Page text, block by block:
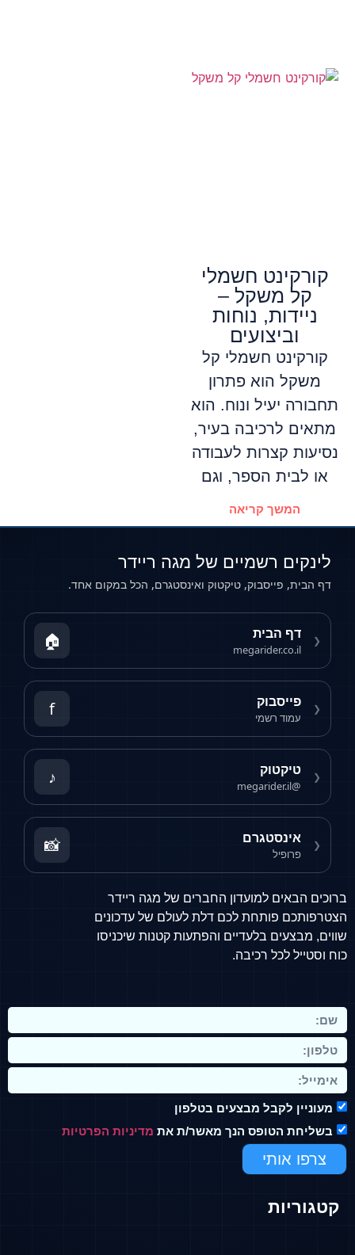
קורקינט חשמלי
קל משקל –
ניידות, נוחות
וביצועים
קורקינט חשמלי קל
משקל הוא פתרון
תחבורה יעיל ונוח. הוא
מתאים לרכיבה בעיר,
נסיעות קצרות לעבודה
או לבית הספר, וגם
המשך קריאה
ברוכים הבאים למועדון החברים של מגה ריידר
הצטרפותכם פותחת לכם דלת לעולם של עדכונים
שווים, מבצעים בלעדיים והפתעות קטנות שיכניסו
כוח וסטייל לכל רכיבה.
מעוניין לקבל מבצעים בטלפון
בשליחת הטופס הנך מאשר/ת את מדיניות הפרטיות
צרפו אותי
קטגוריות
לינקים רשמיים של מגה ריידר
דף הבית, פייסבוק, טיקטוק ואינסטגרם, הכל במקום אחד.
❮ דף הבית
megarider.co.il
🏠
❮ פייסבוק
עמוד רשמי f
❮ טיקטוק
@megarider.il
♪
❮ אינסטגרם
פרופיל 📸